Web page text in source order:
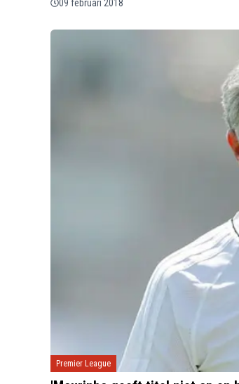
09 februari 2018
Premier League